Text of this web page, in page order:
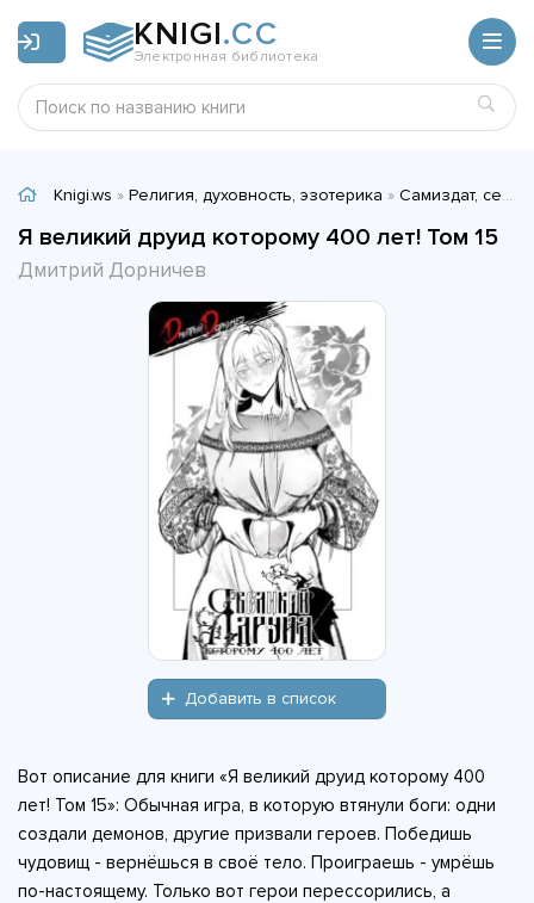
KNIGI.CC
Электронная библиотека
Knigi.ws » Религия, духовность, эзотерика » Самиздат, сетевая литература
Я великий друид которому 400 лет! Том 15
Дмитрий Дорничев
Добавить в список
Вот описание для книги «Я великий друид которому 400
лет! Том 15»: Обычная игра, в которую втянули боги: одни
создали демонов, другие призвали героев. Победишь
чудовищ - вернёшься в своё тело. Проиграешь - умрёшь
по-настоящему. Только вот герои перессорились, а